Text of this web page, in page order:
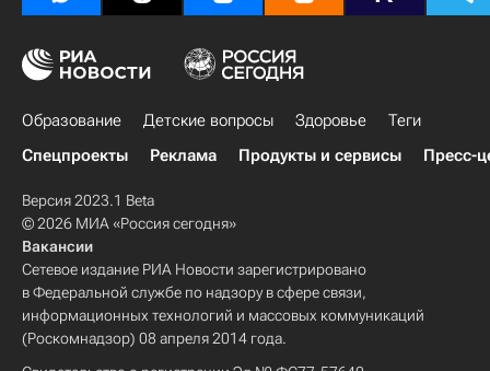
Ситуация в ДНР и ЛНР
Детские вопросы
Россия
Образование Детские вопросы Здоровье
Теги
Спецпроекты
Реклама Продукты и сервисы Пресс-
Версия 2023.1 Beta
© 2026 МИА «Россия сегодня»
Вакансии
Сетевое издание РИА Новости зарегистрировано
в Федеральной службе по надзору в сфере связи,
информационных технологий и массовых коммуникаций
(Роскомнадзор) 08 апреля 2014 года.